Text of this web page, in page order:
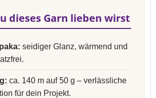
dieses Garn lieben wirst
seidiger Glanz, wärmend und
ca. 140 m auf 50 g – verlässliche
für dein Projekt.